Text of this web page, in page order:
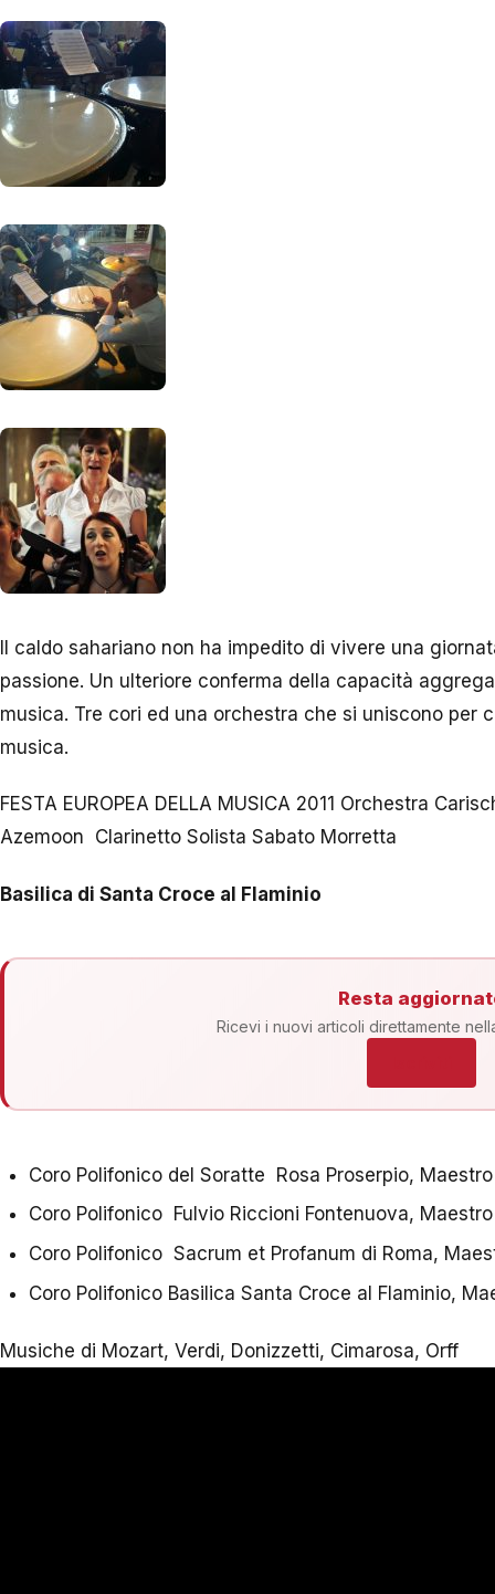
Il caldo sahariano non ha impedito di vivere una
passione. Un ulteriore conferma della capacità
musica. Tre cori ed una orchestra che si uniscono per
musica.
FESTA EUROPEA DELLA MUSICA 2011 Orchestra
Azemoon Clarinetto Solista Sabato Morretta
Basilica di Santa Croce al Flaminio
Resta
Ricevi i nuovi articoli direttamente
Coro Polifonico del Soratte Rosa Proserpio,
Coro Polifonico Fulvio Riccioni Fontenuova,
Coro Polifonico Sacrum et Profanum di Roma,
Coro Polifonico Basilica Santa Croce al Flaminio,
Musiche di Mozart, Verdi, Donizzetti, Cimarosa, Orff